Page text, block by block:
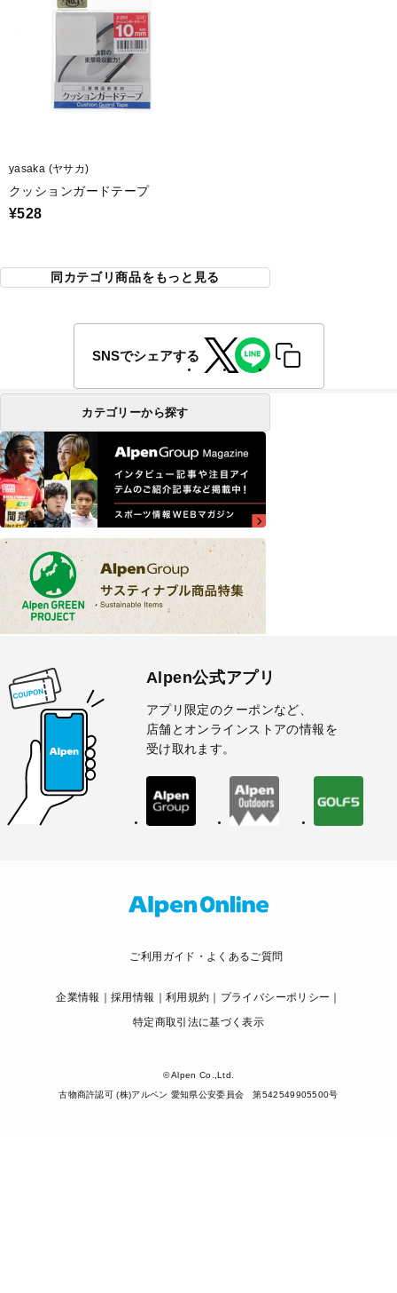
yasaka (ヤサカ)
クッションガードテープ
¥528
同カテゴリ商品をもっと見る
SNSでシェアする
カテゴリーから探す
Alpen公式アプリ
アプリ限定のクーポンなど、
店舗とオンラインストアの情報を
受け取れます。
ご利用ガイド・よくあるご質問
企業情報 採用情報 利用規約
プライバシーポリシー
特定商取引法に基づく表示
© Alpen Co.,Ltd.
古物商許認可 (株)アルペン 愛知県公安委員会 第542549905500号